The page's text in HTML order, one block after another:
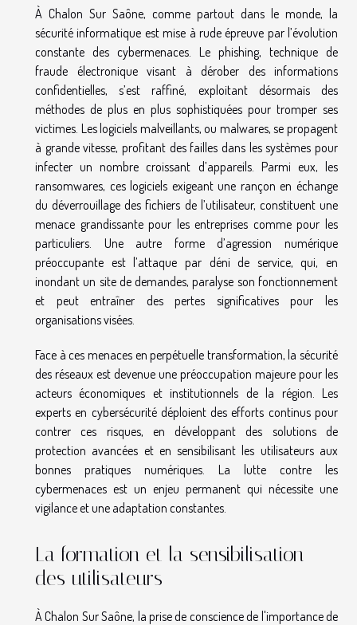
À Chalon Sur Saône, comme partout dans le monde, la
sécurité informatique est mise à rude épreuve par l’évolution
constante des cybermenaces. Le phishing, technique de
fraude électronique visant à dérober des informations
confidentielles, s’est raffiné, exploitant désormais des
méthodes de plus en plus sophistiquées pour tromper ses
victimes. Les logiciels malveillants, ou malwares, se propagent
à grande vitesse, profitant des failles dans les systèmes pour
infecter un nombre croissant d’appareils. Parmi eux, les
ransomwares, ces logiciels exigeant une rançon en échange
du déverrouillage des fichiers de l’utilisateur, constituent une
menace grandissante pour les entreprises comme pour les
particuliers. Une autre forme d’agression numérique
préoccupante est l’attaque par déni de service, qui, en
inondant un site de demandes, paralyse son fonctionnement
et peut entraîner des pertes significatives pour les
organisations visées.
Face à ces menaces en perpétuelle transformation, la sécurité
des réseaux est devenue une préoccupation majeure pour les
acteurs économiques et institutionnels de la région. Les
experts en cybersécurité déploient des efforts continus pour
contrer ces risques, en développant des solutions de
protection avancées et en sensibilisant les utilisateurs aux
bonnes pratiques numériques. La lutte contre les
cybermenaces est un enjeu permanent qui nécessite une
vigilance et une adaptation constantes.
La formation et la sensibilisation
des utilisateurs
À Chalon Sur Saône, la prise de conscience de l'importance de